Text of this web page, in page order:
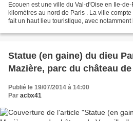
Ecouen est une ville du Val-d'Oise en Ile-
kilomètres au nord de Paris . La ville
fait un haut lieu touristique, avec notamment
Statue (en gaine) du dieu
Mazière, parc du château
Publié le 19/07/2014 à 14:00
Par acbx41